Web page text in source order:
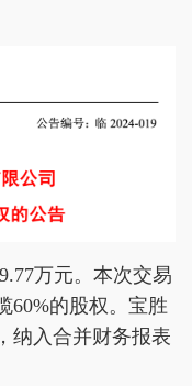
万元。本次交易
60%的股权。宝胜
纳入合并财务报表